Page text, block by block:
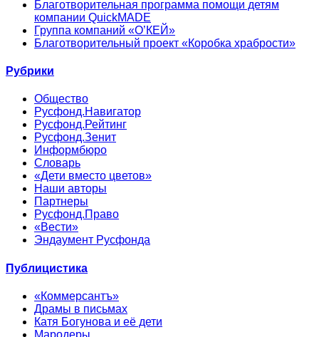
Благотворительная программа помощи детям
компании QuickMADE
Группа компаний «О’КЕЙ»
Благотворительный проект «Коробка храбрости»
Рубрики
Общество
Русфонд.Навигатор
Русфонд.Рейтинг
Русфонд.Зенит
Информбюро
Словарь
«Дети вместо цветов»
Наши авторы
Партнеры
Русфонд.Право
«Вести»
Эндаумент Русфонда
Публицистика
«Коммерсантъ»
Драмы в письмах
Катя Богунова и её дети
Мародеры